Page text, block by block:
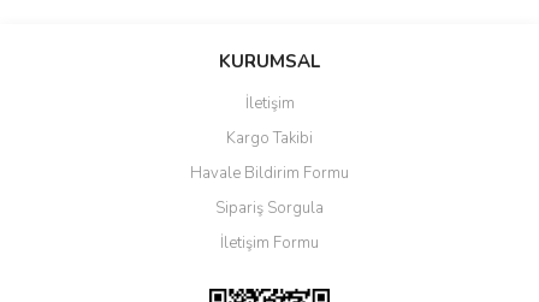
Bu ürüne ilk yorumu siz yapın!
Ürün resmi kalitesiz, bozuk veya görüntülenemiyor.
Ürün açıklamasında eksik bilgiler bulunuyor.
Ürün bilgilerinde hatalar bulunuyor.
Ürün fiyatı diğer sitelerden daha pahalı.
KURUMSAL
İletişim
Kargo Takibi
Havale Bildirim Formu
Sipariş Sorgula
İletişim Formu